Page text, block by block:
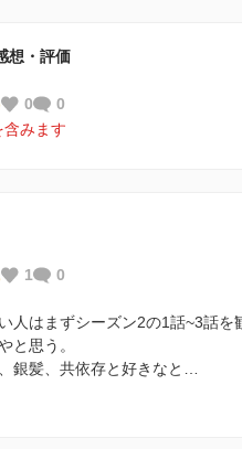
想・評価
0
0
含みます
1
0
人はまずシーズン2の1話~3話を
と思う。
銀髪、共依存と好きなと…